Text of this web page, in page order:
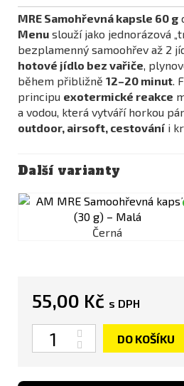
MRE Samohřevná kapsle 60 g
Menu slouží jako jednorázová
bezplamenný samoohřev až 2
hotové jídlo bez vařiče,
během přibližně 12–20 minut.
principu exotermické reakce
a vodou, která vytváří horkou
outdoor, airsoft, cestování i
Další varianty
Černá
55,00 Kč s DPH
Počet
DO KOŠÍKU